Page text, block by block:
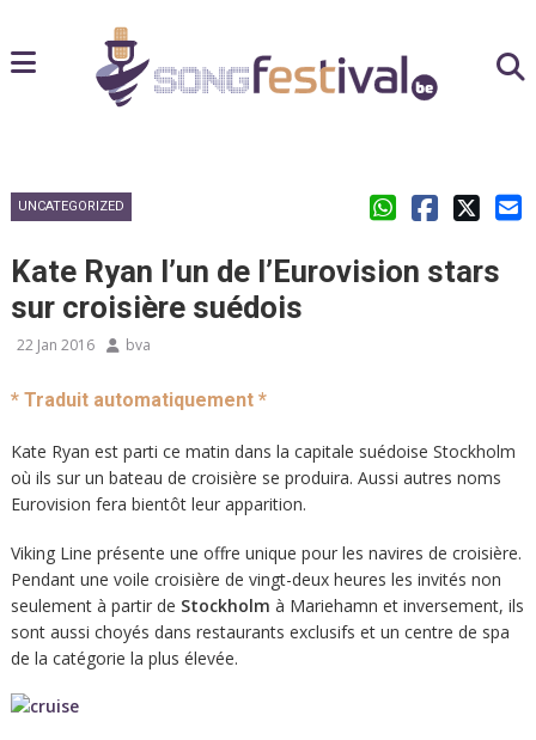
UNCATEGORIZED
Kate Ryan l’un de l’Eurovision stars
sur croisière suédois
22 Jan 2016 bva
* Traduit automatiquement *
Kate Ryan est parti ce matin dans la capitale suédoise Stockholm
où ils sur un bateau de croisière se produira. Aussi autres noms
Eurovision fera bientôt leur apparition.
Viking Line présente une offre unique pour les navires de croisière.
Pendant une voile croisière de vingt-deux heures les invités non
seulement à partir de Stockholm à Mariehamn et inversement, ils
sont aussi choyés dans restaurants exclusifs et un centre de spa
de la catégorie la plus élevée.